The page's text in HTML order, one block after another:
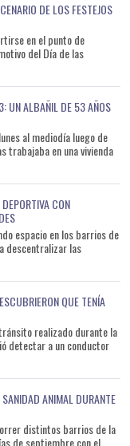
DE LOS FESTEJOS
en el punto de
del Día de las
UN ALBAÑIL DE 53 AÑOS
al mediodía luego de
trabajaba en una vivienda
CON
espacio en los barrios de
descentralizar las
QUE TENÍA
realizado durante la
detectar a un conductor
ANIMAL DURANTE
distintos barrios de la